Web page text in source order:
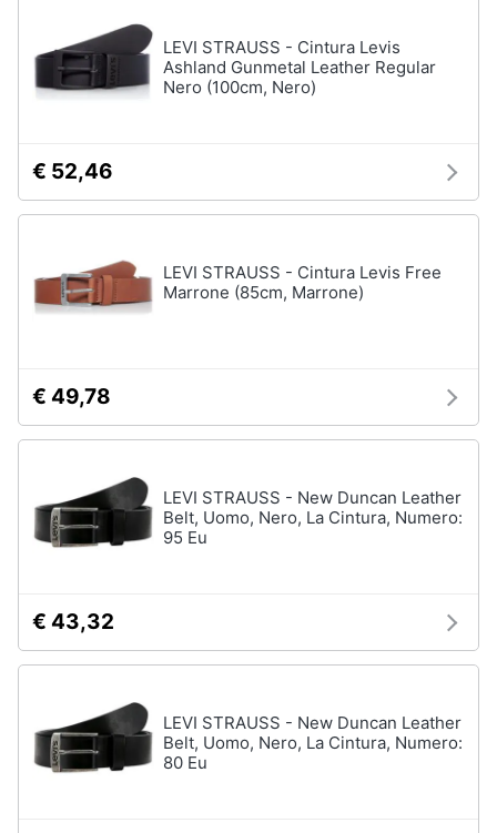
Gioielli
Anelli
Collane
LEVI STRAUSS - Cintura Levis
Ashland Gunmetal Leather Regular
Nero (100cm, Nero)
€ 52,46
LEVI STRAUSS - Cintura Levis Free
Marrone (85cm, Marrone)
€ 49,78
LEVI STRAUSS - New Duncan Leather
Belt, Uomo, Nero, La Cintura, Numero:
95 Eu
€ 43,32
LEVI STRAUSS - New Duncan Leather
Belt, Uomo, Nero, La Cintura, Numero:
80 Eu